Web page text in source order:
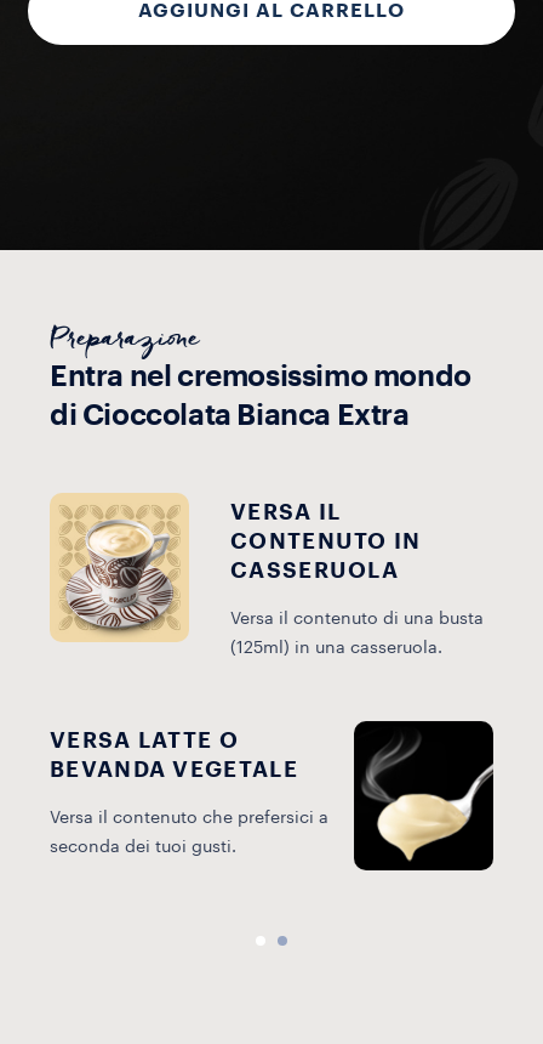
AGGIUNGI AL CARRELLO
Preparazione
Entra nel cremosissimo mondo
di Cioccolata Bianca Extra
VERSA IL
CONTENUTO IN
CASSERUOLA
Versa il contenuto di una busta
(125ml) in una casseruola.
VERSA LATTE O
BEVANDA VEGETALE
Versa il contenuto che prefersici a
seconda dei tuoi gusti.